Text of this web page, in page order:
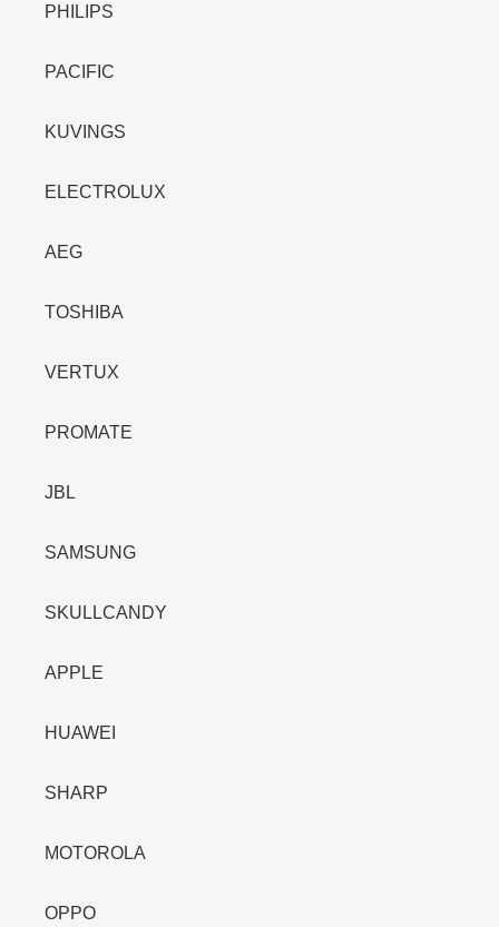
PHILIPS
PACIFIC
KUVINGS
ELECTROLUX
AEG
TOSHIBA
VERTUX
PROMATE
JBL
SAMSUNG
SKULLCANDY
APPLE
HUAWEI
SHARP
MOTOROLA
OPPO